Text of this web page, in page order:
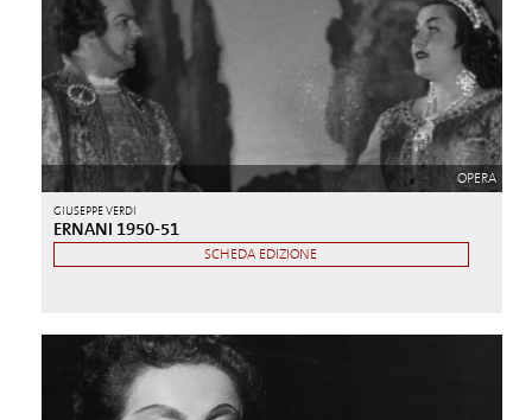
OPERA
GIUSEPPE VERDI
ERNANI 1950-51
SCHEDA EDIZIONE